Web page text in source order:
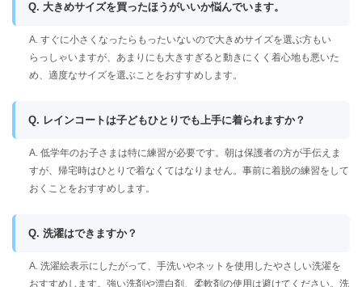
Q. 大きめサイズを買ったほうがいいか悩んでいます。
A. すぐに小さくなったらもったいないので大きめサイズを選ぶ方もい
らっしゃいますが、あまりにも大きすぎると動きにくく着心地も悪いた
め、適度なサイズを選ぶことをおすすめします。
Q. レインコートは子どもひとりでも上手に着られますか？
A. 低学年のお子さまは特に練習が必要です。朝は保護者の方が手伝えま
すが、帰宅時はひとりで着なくてはなりません。事前に着脱の練習をして
おくことをおすすめします。
Q. 洗濯はできますか？
A. 洗濯絵表示にしたがって、手洗いやネットを使用したやさしい洗濯を
おすすめします。強い洗剤や漂白剤、柔軟剤の使用は避けてください。洗